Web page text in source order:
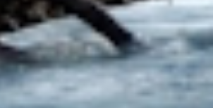
FÊTE !